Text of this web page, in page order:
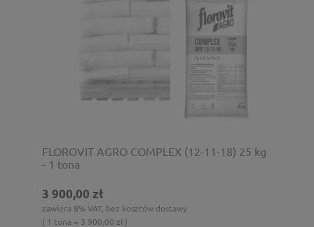
FLOROVIT AGRO COMPLEX (12-11-18) 25 kg
- 1 tona
3 900,00 zł
zawiera 8% VAT, bez kosztów dostawy
( 1 tona = 3 900,00 zł )